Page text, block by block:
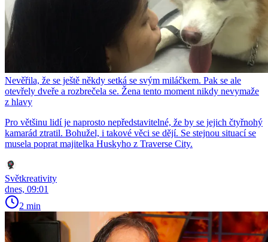
Nevěřila, že se ještě někdy setká se svým miláčkem. Pak se ale
otevřely dveře a rozbrečela se. Žena tento moment nikdy nevymaže
z hlavy
Pro většinu lidí je naprosto nepředstavitelné, že by se jejich čtyřnohý
kamarád ztratil. Bohužel, i takové věci se dějí. Se stejnou situací se
musela poprat majitelka Huskyho z Traverse City.
Světkreativity
dnes, 09:01
2 min